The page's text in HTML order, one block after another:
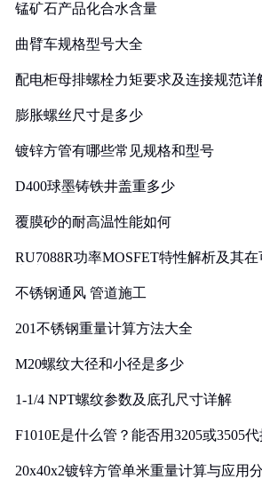
锰矿石产品化合水含量
曲臂车规格型号大全
配电柜母排螺栓力矩要求及连接规范详
膨胀螺丝尺寸是多少
镀锌方管有哪些常见规格和型号
D400球墨铸铁井盖重多少
覆膜砂的耐高温性能如何
RU7088R功率MOSFET特性解析及其
不锈钢通风 管道施工
201不锈钢重量计算方法大全
M20螺纹大径和小径是多少
1-1/4 NPT螺纹参数及底孔尺寸详解
F1010E是什么管？能否用3205或3505代
20x40x2镀锌方管单米重量计算与应用